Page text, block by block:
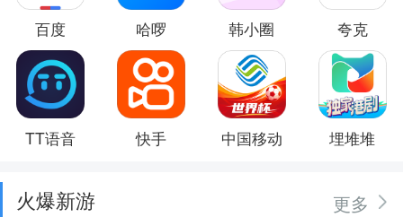
百度 哈啰 韩小圈 夸克
TT语音 快手 中国移动 埋堆堆
火爆新游 更多